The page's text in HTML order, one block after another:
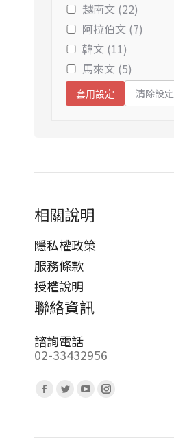
越南文 (22)
阿拉伯文 (7)
韓文 (11)
馬來文 (5)
套用設定 清除設定
相關說明
隱私權政策
服務條款
授權說明
聯絡資訊
諮詢電話
02-33432956
Facebook
opens
Twitter
opens
YouTube
opens
Instagram
opens